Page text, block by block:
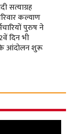
सत्‍याग्रह
कल्याण
पुरुष ने
दिन भी
आंदोलन शुरू